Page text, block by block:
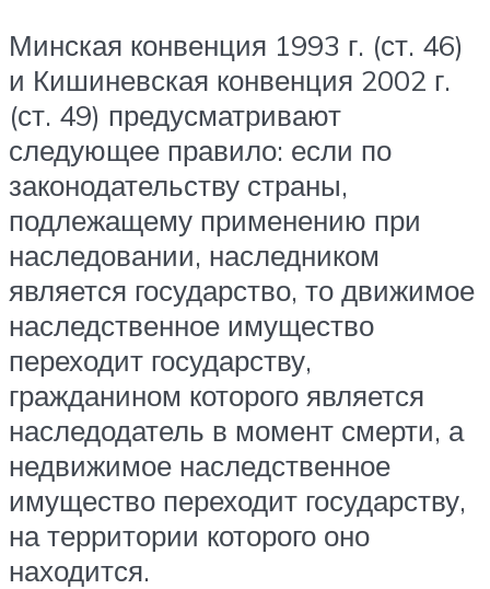
Минская конвенция 1993 г. (ст. 46)
и Кишиневская конвенция 2002 г.
(ст. 49) предусматривают
следующее правило: если по
законодательству страны,
подлежащему применению при
наследовании, наследником
является государство, то движимое
наследственное имущество
переходит государству,
гражданином которого является
наследодатель в момент смерти, а
недвижимое наследственное
имущество переходит государству,
на территории которого оно
находится.